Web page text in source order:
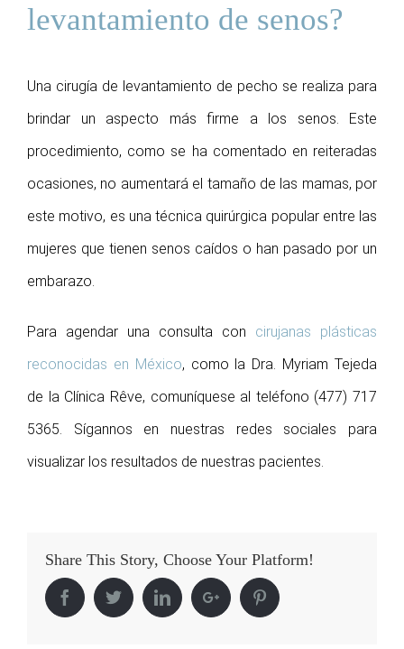
levantamiento de senos?
Una cirugía de levantamiento de pecho se realiza para
brindar un aspecto más firme a los senos. Este
procedimiento, como se ha comentado en reiteradas
ocasiones, no aumentará el tamaño de las mamas, por
este motivo, es una técnica quirúrgica popular entre las
mujeres que tienen senos caídos o han pasado por un
embarazo.
Para agendar una consulta con cirujanas plásticas
reconocidas en México, como la Dra. Myriam Tejeda
de la Clínica Rêve, comuníquese al teléfono (477) 717
5365. Sígannos en nuestras redes sociales para
visualizar los resultados de nuestras pacientes.
Share This Story, Choose Your Platform!
FacebookTwitterLinkedinGoogle+ Pinterest